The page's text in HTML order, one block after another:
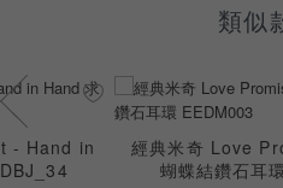
類似
- Hand in
經典米奇 Love
蝴蝶結鑽石耳